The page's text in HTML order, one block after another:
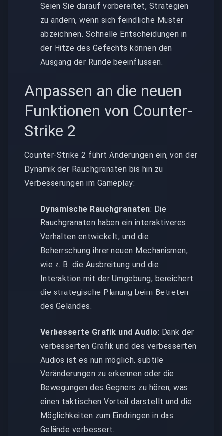
Seien Sie darauf vorbereitet, Strategien
zu ändern, wenn sich feindliche Muster
abzeichnen. Schnelle Entscheidungen in
der Hitze des Gefechts können den
Ausgang der Runde beeinflussen.
Anpassen an die neuen
Funktionen von Counter-
Strike 2
Counter-Strike 2 führt Änderungen ein, von der
Dynamik der Rauchgranaten bis hin zu
Verbesserungen im Gameplay:
Dynamische Rauchgranaten: Die
Rauchgranaten haben ein interaktiveres
Verhalten entwickelt, und die
Beherrschung ihrer neuen Mechanismen,
wie z. B. die Ausbreitung und die
Interaktion mit der Umgebung, bereichert
die strategische Planung beim Betreten
des Geländes.
Verbesserte Grafik und Audio: Dank der
verbesserten Grafik und des verbesserten
Audios ist es nun möglich, subtile
Veränderungen zu erkennen oder die
Bewegungen des Gegners zu hören, was
einen taktischen Vorteil darstellt und die
Möglichkeiten zum Eindringen in das
Gelände verbessert.